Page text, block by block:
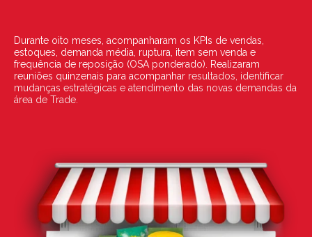
Durante oito meses, acompanharam os KPIs de vendas,
estoques, demanda média, ruptura, item sem venda e
frequência de reposição (OSA ponderado). Realizaram
reuniões quinzenais para acompanhar resultados, identificar
mudanças estratégicas e atendimento das novas demandas da
área de Trade.